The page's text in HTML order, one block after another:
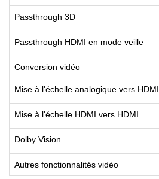
Passthrough 3D
Passthrough HDMI en mode veille
Conversion vidéo
Mise à l'échelle analogique vers HDMI
Mise à l'échelle HDMI vers HDMI
Dolby Vision
Autres fonctionnalités vidéo